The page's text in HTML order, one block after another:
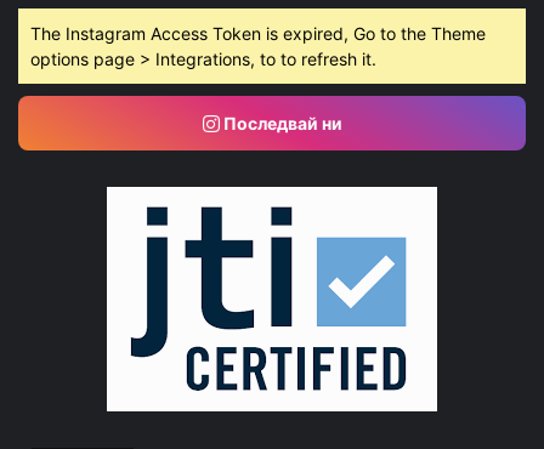
The Instagram Access Token is expired, Go to the Theme
options page > Integrations, to to refresh it.
Последвай ни